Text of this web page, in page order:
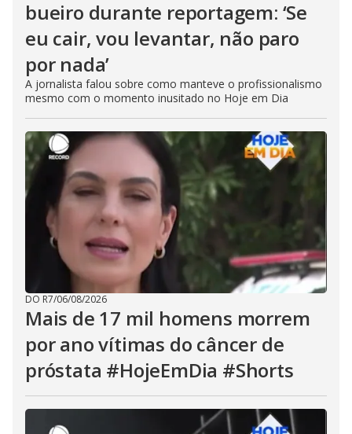
bueiro durante reportagem: ‘Se
eu cair, vou levantar, não paro
por nada’
A jornalista falou sobre como manteve o profissionalismo
mesmo com o momento inusitado no Hoje em Dia
DO R7/06/08/2026
Mais de 17 mil homens morrem
por ano vítimas do câncer de
próstata #HojeEmDia #Shorts